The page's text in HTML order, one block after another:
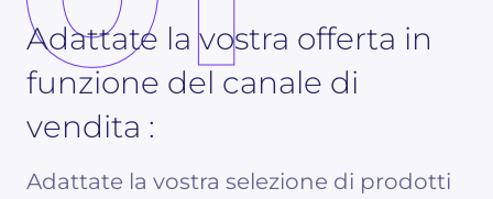
Adattate la vostra offerta in
funzione del canale di
vendita :
Adattate la vostra selezione di prodotti